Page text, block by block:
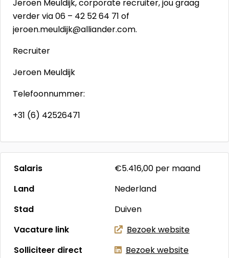
Jeroen Meuldijk, corporate recruiter, jou graag
verder via 06 – 42 52 64 71 of
jeroen.meuldijk@alliander.com.
Recruiter
Jeroen Meuldijk
Telefoonnummer:
+31 (6) 42526471
Salaris €5.416,00 per maand
Land
Nederland
Stad
Duiven
Vacature link
Bezoek website
Solliciteer direct
Bezoek website